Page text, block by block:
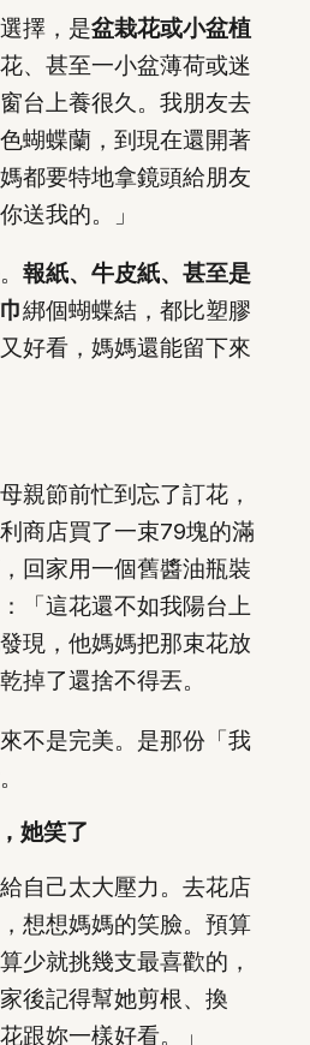
擇，是盆栽花或小盆植
、甚至一小盆薄荷或迷
台上養很久。我朋友去
蝴蝶蘭，到現在還開著
都要特地拿鏡頭給朋友
送我的。」
報紙、牛皮紙、甚至是
綁個蝴蝶結，都比塑膠
好看，媽媽還能留下來
親節前忙到忘了訂花，
商店買了一束79塊的滿
回家用一個舊醬油瓶裝
「這花還不如我陽台上
現，他媽媽把那束花放
掉了還捨不得丟。
不是完美。是那份「我
她笑了
自己太大壓力。去花店
想想媽媽的笑臉。預算
少就挑幾支最喜歡的，
後記得幫她剪根、換
跟妳一樣好看。」